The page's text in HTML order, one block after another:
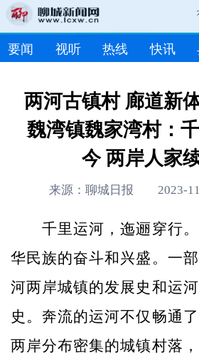
要闻 视听 热线 快讯
两河古镇村 廊道新
魏湾镇魏家湾村：
今 两岸人家
来源：聊城日报 2023-
千里运河，迤逦穿行。
华民族的奋斗和兴盛。一
河两岸城镇的发展史和运
史。奔流的运河不仅畅通
两岸分布密集的城镇村落